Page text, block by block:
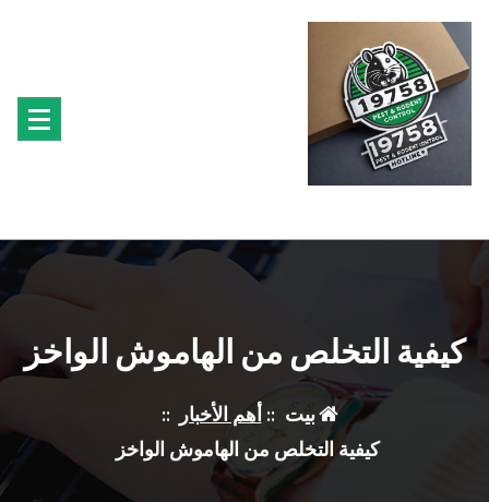
المحتوى
كيفية التخلص من الهاموش الواخز
بيت ::أهم الأخبار
::
كيفية التخلص من الهاموش الواخز